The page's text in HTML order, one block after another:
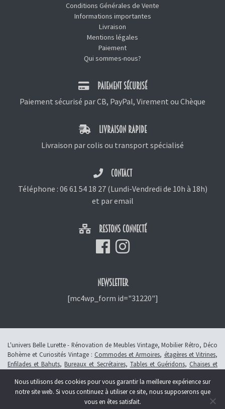
Conditions Générales de Vente
Informations importantes
Livraison
Mentions légales
Paiement
Qui sommes-nous?
PAIEMENT SÉCURISÉ
Paiement sécurisé par CB, PayPal, Virement ou Chèque
LIVRAISON RAPIDE
Livraison par colis ou transport spécialisé
CONTACT
Téléphone : 06 61 54 18 27(Lundi-Vendredi de 10h à 18h)
et par email
RESTONS CONNECTÉ
NEWSLETTER
[mc4wp_form id="31220"]
L'univers Belle Lurette - Rénovation de Meubles Vintage, Mobilier Rétro, Déco
Bohème et Curiosités Vintage : Commodes et Armoires, étagères et Vitrines,
Enfilades et Bahuts,Bureaux et Secrétaires, Tables et Guéridons, Chaises et
© 2013 - 2026 L'atelier Belle Lurette - Rénovation de meubles vintage, en
Alsace à Colmar -Révoquer le consentement
Nous utilisons des cookies pour vous garantir la meilleure expérience sur
notre site web. Si vous continuez à utiliser ce site, nous supposerons que
vous en êtes satisfait.